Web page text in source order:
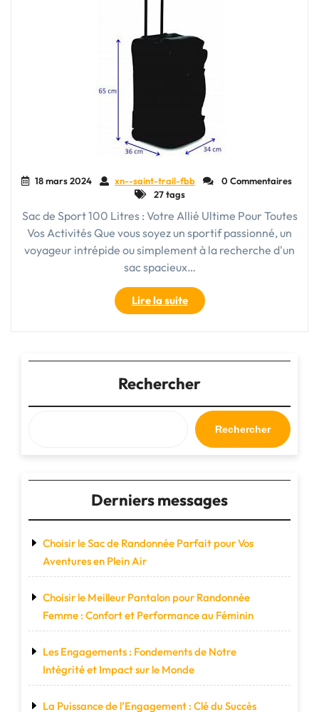
18 mars 2024 xn--saint-trail-fbb
0 Commentaires
27 tags
Sac de Sport 100 Litres : Votre Allié Ultime Pour Toutes
Vos Activités Que vous soyez un sportif passionné, un
voyageur intrépide ou simplement à la recherche d'un
sac spacieux…
Lire la suite"Le
Sac
de
100
Litres
:
Votre
Compagnon
Idéal
Aventures"
Rechercher
Rechercher
Derniers messages
Choisir le Sac de Randonnée Parfait pour Vos
Aventures en Plein Air
Choisir le Meilleur Pantalon pour Randonnée
Femme : Confort et Performance au Féminin
Les Engagements : Fondements de Notre
Intégrité et Impact sur le Monde
La Puissance de l’Engagement : Clé du Succès